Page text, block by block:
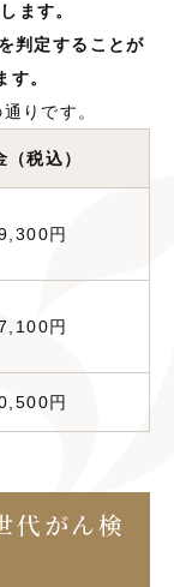
ます。
判定することが
。
りです。
（税込）
円
円
円
代がん検